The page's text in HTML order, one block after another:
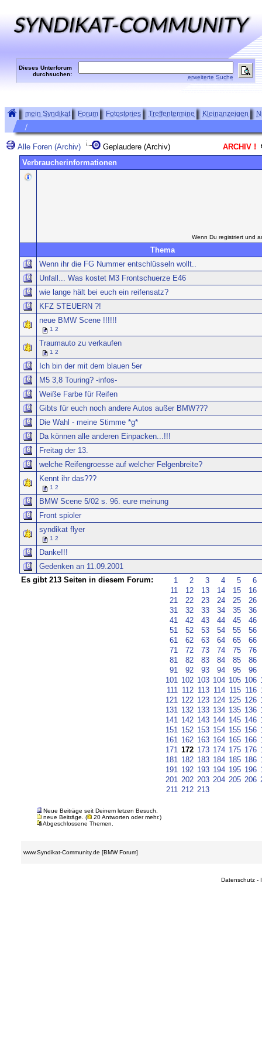
Dieses Unterforum
durchsuchen:
erweiterte Suche
mein Syndikat Forum Fotostories Treffentermine Kleinanzeigen
Alle Foren (Archiv) Geplaudere (Archiv)
ARCHIV !
Verbraucherinformationen
Wenn Du registriert und
Thema
Wenn ihr die FG Nummer entschlüsseln wollt..
Unfall... Was kostet M3 Frontschuerze E46
wie lange hält bei euch ein reifensatz?
KFZ STEUERN ?!
neue BMW Scene !!!!!!
1 2
Traumauto zu verkaufen
1 2
Ich bin der mit dem blauen 5er
M5 3,8 Touring? -infos-
Weiße Farbe für Reifen
Gibts für euch noch andere Autos außer BMW???
Die Wahl - meine Stimme *g*
Da können alle anderen Einpacken...!!!
Freitag der 13.
welche Reifengroesse auf welcher Felgenbreite?
Kennt ihr das???
1 2
BMW Scene 5/02 s. 96. eure meinung
Front spioler
syndikat flyer
1 2
Danke!!!
Gedenken an 11.09.2001
Es gibt 213 Seiten in diesem Forum:
1 2 3 4 5
6
11
12 13 14 15
16
21
22 23 24 25
26
31
32 33 34 35
36
41
42 43 44 45
46
51
52 53 54 55
56
61
62 63 64 65
66
71
72 73 74 75
76
81
82 83 84 85
86
91
92 93 94 95
96
101 102 103 104 105 106
111 112 113 114 115 116
121 122 123 124 125 126
131 132 133 134 135 136
141 142 143 144 145 146
151 152 153 154 155 156
161 162 163 164 165 166
171 172 173 174 175 176
181 182 183 184 185 186
191 192 193 194 195 196
201 202 203 204 205 206
211 212 213
Neue Beiträge seit Deinem letzen Besuch.
neue Beiträge. (
20 Antworten oder mehr.)
Abgeschlossene Themen.
www.Syndikat-Community.de [BMW Forum]
Datenschutz -